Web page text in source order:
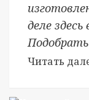
деле
Читать